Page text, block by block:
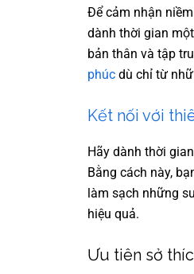
Để cảm nhận
dành thời gian
bản thân và tập
phúcdù chỉ từ
Kết nối với
Hãy dành thời
Bằng cách này,
làm sạch những
hiệu quả.
Ưu tiên sở